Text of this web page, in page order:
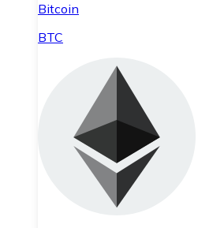
Bitcoin
BTC